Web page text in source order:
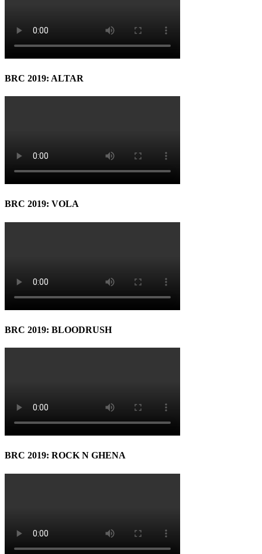
BRC 2019: ALTAR
BRC 2019: VOLA
BRC 2019: BLOODRUSH
BRC 2019: ROCK N GHENA